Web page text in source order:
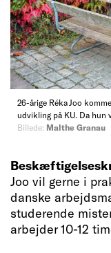
26-årige Réka Joo
udvikling på KU. Da hun
Billede: Malthe Granau
Joo vil gerne i
danske
studerende
arbejder 10-12